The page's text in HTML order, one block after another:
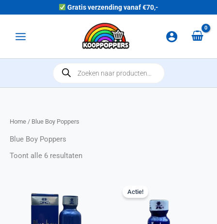
Gratis verzending vanaf €70,-
Producten zoeken
Home / Blue Boy Poppers
Blue Boy Poppers
Toont alle 6 resultaten
Actie!